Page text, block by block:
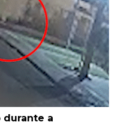
durante a